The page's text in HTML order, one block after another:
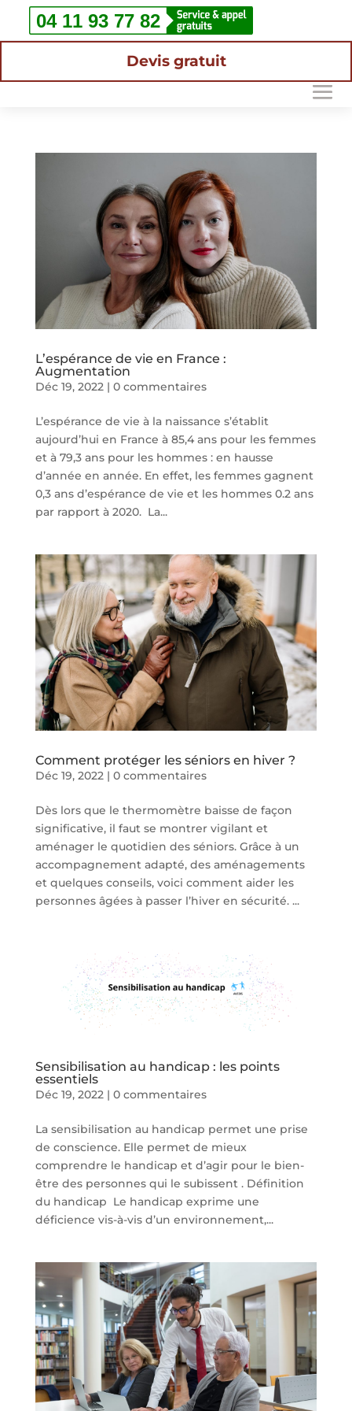
Devis gratuit
L’espérance de vie en France :
Augmentation
Déc 19, 2022| 0 commentaires
L’espérance de vie à la naissance s’établit
aujourd’hui en France à 85,4 ans pour les femmes
et à 79,3 ans pour les hommes : en hausse
d’année en année. En effet, les femmes gagnent
0,3 ans d’espérance de vie et les hommes 0.2 ans
par rapport à 2020. La...
Comment protéger les séniors en hiver ?
Déc 19, 2022| 0 commentaires
Dès lors que le thermomètre baisse de façon
significative, il faut se montrer vigilant et
aménager le quotidien des séniors. Grâce à un
accompagnement adapté, des aménagements
et quelques conseils, voici comment aider les
personnes âgées à passer l’hiver en sécurité. ...
Sensibilisation au handicap : les points
essentiels
Déc 19, 2022| 0 commentaires
La sensibilisation au handicap permet une prise
de conscience. Elle permet de mieux
comprendre le handicap et d’agir pour le bien-
être des personnes qui le subissent . Définition
du handicap Le handicap exprime une
déficience vis-à-vis d’un environnement,...